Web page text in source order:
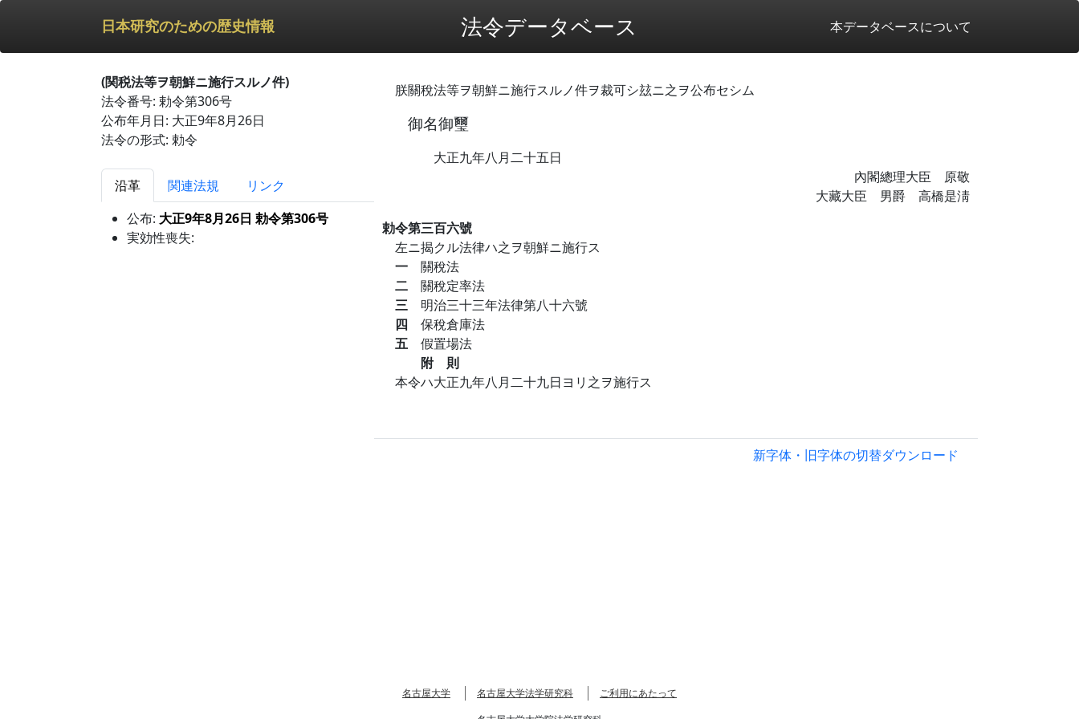
日本研究のための歴史情報 法令データベース 本データベースについて
(関税法等ヲ朝鮮ニ施行スルノ件)
法令番号: 勅令第306号
公布年月日: 大正9年8月26日
法令の形式: 勅令
沿革 関連法規
リンク
公布: 大正9年8月26日 勅令第306号
実効性喪失:
朕關稅法等ヲ朝鮮ニ施行スルノ件ヲ裁可シ玆ニ之ヲ公布セシム
御名御璽
大正九年八月二十五日
內閣總理大臣 原敬
大藏大臣 男爵 高橋是淸
勅令第三百六號
左ニ揭クル法律ハ之ヲ朝鮮ニ施行ス
一 關稅法
二 關稅定率法
三 明治三十三年法律第八十六號
四 保稅倉庫法
五 假置場法
附 則
本令ハ大正九年八月二十九日ヨリ之ヲ施行ス
新字体・旧字体の切替ダウンロード
名古屋大学 名古屋大学法学研究科
ご利用にあたって